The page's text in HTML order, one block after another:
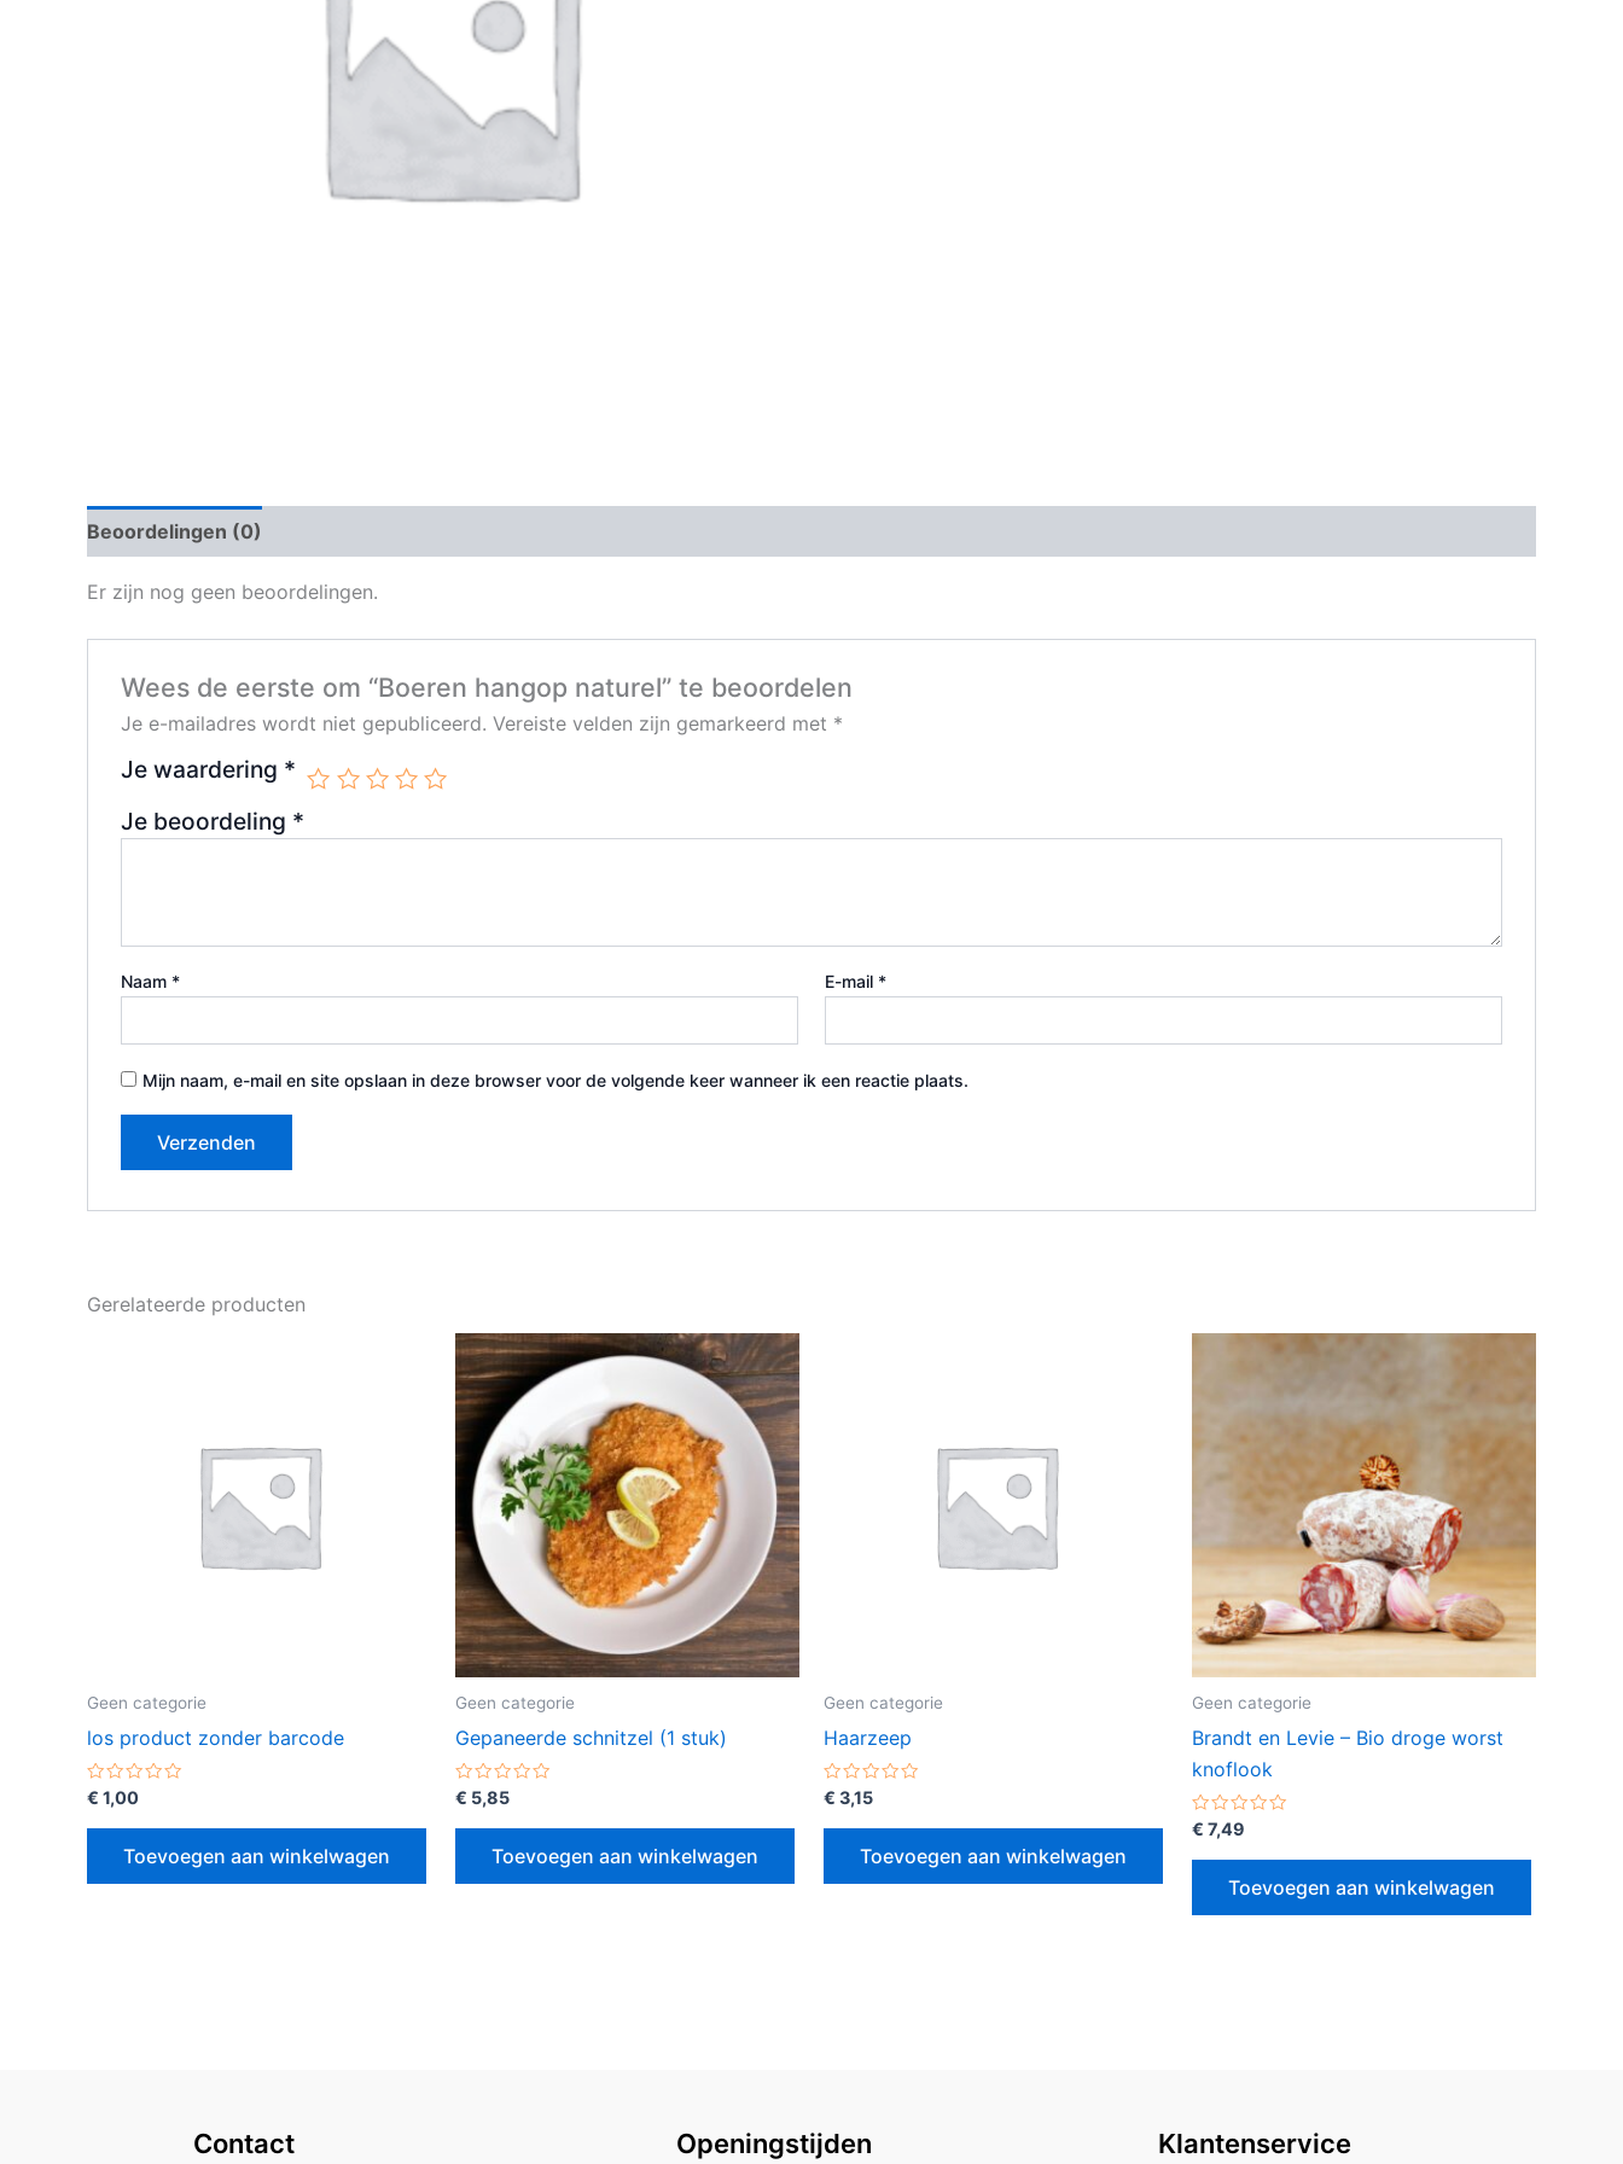
Beoordelingen (0)
Er zijn nog geen beoordelingen.
Wees de eerste om “Boeren hangop naturel” te beoordelen
Je e-mailadres wordt niet gepubliceerd. Vereiste velden zijn gemarkeerd met *
Je waardering *
Je beoordeling *
Naam * E-mail *
Mijn naam, e-mail en site opslaan in deze browser voor de volgende keer wanneer ik een reactie plaats.
Gerelateerde producten
Geen categorie
los product zonder barcode
Gewaardeerd
uit
€ 1,00
Toevoegen aan winkelwagen
Geen categorie
Gepaneerde schnitzel (1 stuk)
Gewaardeerd
uit
€ 5,85
Toevoegen aan winkelwagen
Geen categorie
Haarzeep
Gewaardeerd
uit
€ 3,15
Toevoegen aan winkelwagen
Geen categorie
Brandt en Levie – Bio droge worst
knoflook
Gewaardeerd
uit
€ 7,49
Toevoegen aan winkelwagen
Contact Openingstijden Klantenservice